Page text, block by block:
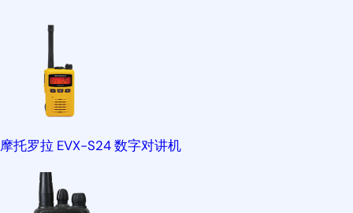
摩托罗拉 EVX-S24 数字对讲机